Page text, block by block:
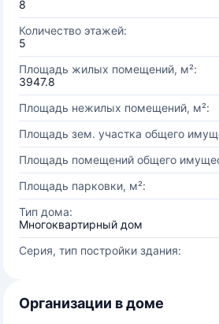
8
Количество этажей:
5
Площадь жилых помещений, м²:
3947.8
Площадь нежилых помещений, м²:
Площадь зем. участка общего
Площадь помещений общего
Площадь парковки, м²:
Тип дома:
Многоквартирный дом
Серия, тип постройки здания:
Организации в доме